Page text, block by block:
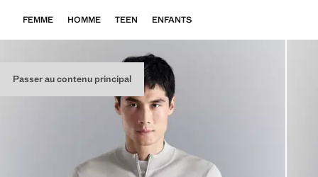
Passer au contenu principal
FEMME HOMME TEEN ENFANTS